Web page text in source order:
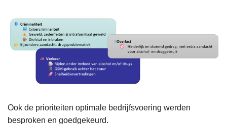
Ook de prioriteiten optimale bedrijfsvoering werden
besproken en goedgekeurd.